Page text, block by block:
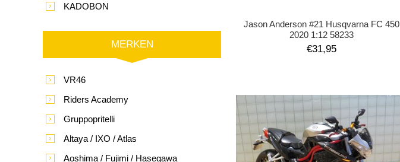
Jason Anderson #21 Husqvarna FC 450
2020 1:12 58233
€31,95
KADOBON
MERKEN
VR46
Riders Academy
Gruppopritelli
Altaya / IXO / Atlas
Aoshima / Fujimi / Hasegawa